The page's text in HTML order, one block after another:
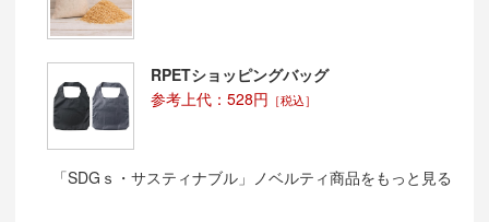
RPETショッピングバッグ
参考上代：528円 ［税込］
「SDGｓ・サスティナブル」ノベルティ商品をもっと見る